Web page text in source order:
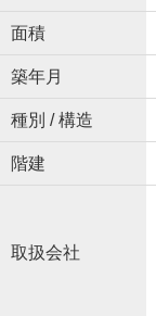
面積
築年月
種別 / 構造
階建
取扱会社